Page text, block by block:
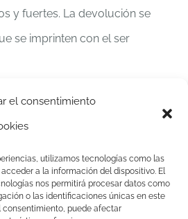
el consentimiento
utilizamos tecnologías como las
a la información del dispositivo. El
nos permitirá procesar datos como
o las identificaciones únicas en este
consentimiento, puede afectar
y fuertes. La devolución se
se imprinten con el ser
recibirán la comida de
comportarse como uno
vez crezcan, serán
método de hacking